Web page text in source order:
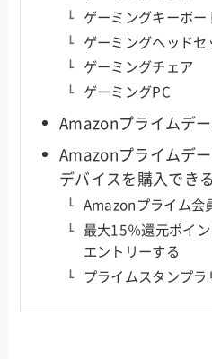
ゲーミングキーボー
ゲーミングヘッドセ
ゲーミングチェア
ゲーミングPC
Amazonプライムデ
Amazonプライムデ
デバイスを購入でき
Amazonプライム会
最大15％還元ポイ
エントリーする
プライムスタンプラ